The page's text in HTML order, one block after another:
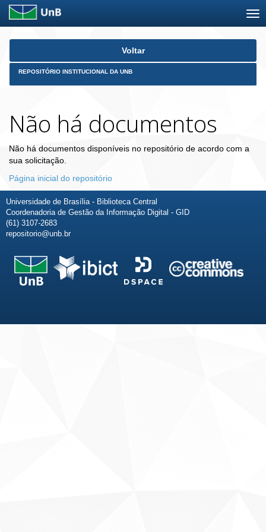
Skip
Voltar
REPOSITÓRIO INSTITUCIONAL DA UNB
Não há documentos
Não há documentos disponíveis no repositório de acordo com a
sua solicitação.
Página inicial do repositório
Universidade de Brasília - Biblioteca Central
Coordenadoria de Gestão da Informação Digital - GID
(61) 3107-2683
repositorio@unb.br